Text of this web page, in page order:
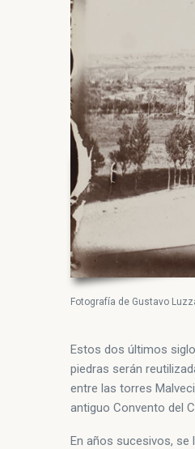
Fotografía de Gustavo
Estos dos últimos
piedras serán
entre las torres
antiguo Convento del
En años sucesivos, se